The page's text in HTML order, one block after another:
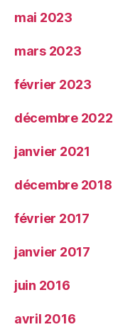
mai 2023
mars 2023
février 2023
décembre 2022
janvier 2021
décembre 2018
février 2017
janvier 2017
juin 2016
avril 2016